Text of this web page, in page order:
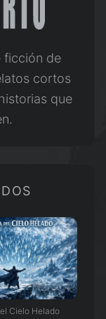
ficción de
cortos
que
Cielo Helado